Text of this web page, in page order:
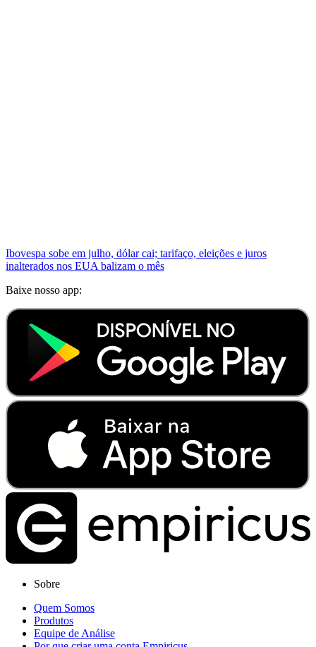
Ibovespa sobe em julho, dólar cai; tarifaço, eleições e juros
inalterados nos EUA balizam o mês
Baixe nosso app:
Sobre
Quem Somos
Produtos
Equipe de Análise